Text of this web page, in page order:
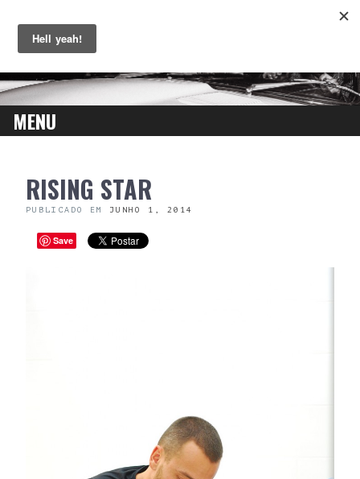
MENU
CONTENTRISING STAR
PUBLICADO EM JUNHO 1, 2014
Save